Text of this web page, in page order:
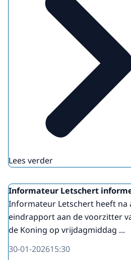
Lees verder
Informateur Letschert
Informateur Letschert heeft na
eindrapport aan de voorzitter
de Koning op vrijdagmiddag ...
30-01-202615:30